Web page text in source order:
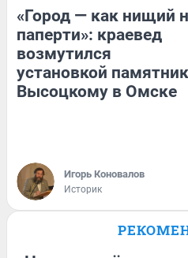
«Город — как нищий
паперти»: краевед
возмутился
установкой
Высоцкому в Омске
Игорь Коновалов
Историк